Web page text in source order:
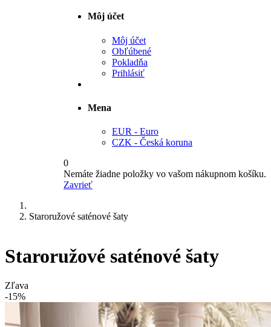
Môj účet
Môj účet
Obľúbené
Pokladňa
Prihlásiť
Mena
EUR - Euro
CZK - Česká koruna
0
Nemáte žiadne položky vo vašom nákupnom košíku.
Zavrieť
Staroružové saténové šaty
Staroružové saténové šaty
Zľava
-15%